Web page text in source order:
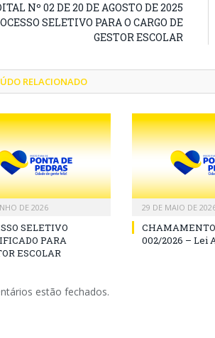
Nº 02 DE 20 DE AGOSTO DE 2025
SELETIVO PARA O CARGO DE
GESTOR ESCOLAR
RELACIONADO
DE 2026
SELETIVO
PARA
ESCOLAR
29 DE MAIO DE
002/2026 – Lei
estão fechados.